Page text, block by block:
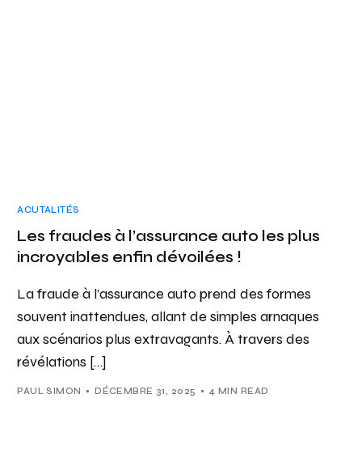
ACUTALITÉS
Les fraudes à l’assurance auto les plus
incroyables enfin dévoilées !
La fraude à l’assurance auto prend des formes
souvent inattendues, allant de simples arnaques
aux scénarios plus extravagants. À travers des
révélations […]
PAUL SIMON DÉCEMBRE 31, 2025 4 MIN READ